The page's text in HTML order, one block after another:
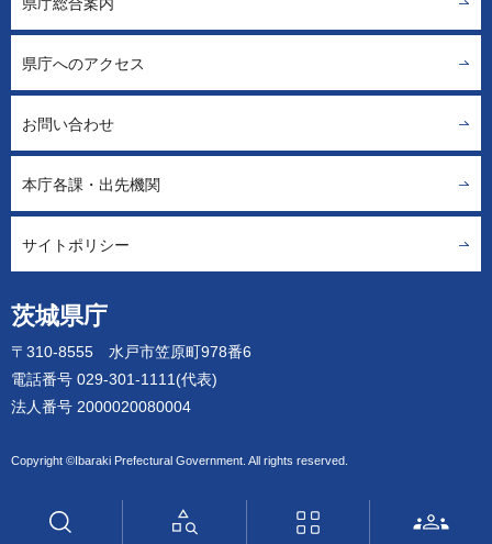
茨城県庁
〒310-8555 水戸市笠原町978番6
電話番号 029-301-1111(代表)
法人番号 2000020080004
Copyright ©Ibaraki Prefectural Government. All rights reserved.
県庁へのアクセス
お問い合わせ
本庁各課・出先機関
サイトポリシー